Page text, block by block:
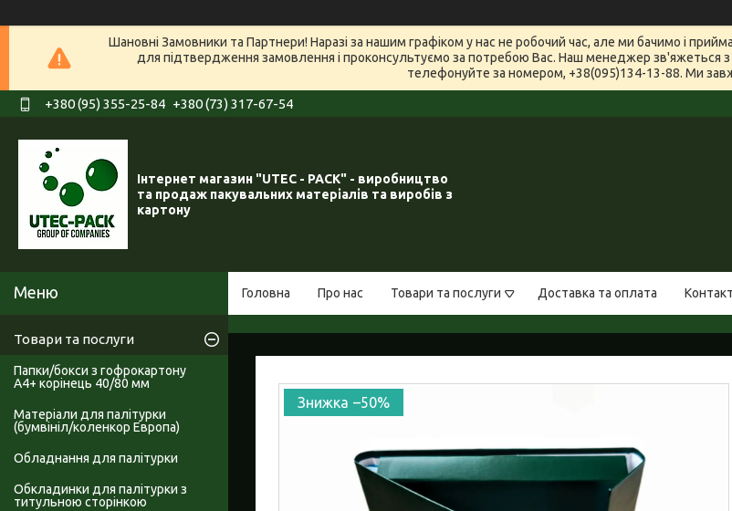
Шановні Замовники та Партнери! Наразі за нашим графіком у нас не робочий час, але ми бачимо і
для підтвердження замовлення і проконсультуємо за потребою Вас. Наш менеджер зв'яжеться
телефонуйте за номером, +38(095)134-13-88. Ми
+380 (95) 355-25-84 +380 (73) 317-67-54
Інтернет магазин "UTEC - PACK" - виробництво
та продаж пакувальних матеріалів та виробів з
картону
Головна Про нас Товари та послуги Доставка та оплата
–50%
Товари та послуги
Папки/бокси з гофрокартону
А4+ корінець 40/80 мм
Матеріали для палітурки
(бумвініл/коленкор Европа)
Обладнання для палітурки
Обкладинки для палітурки з
титульною сторінкою